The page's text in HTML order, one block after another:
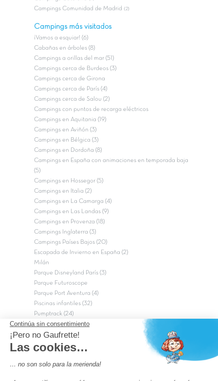
Campings Comunidad de Madrid (2)
Campings más visitados
¡Vamos a esquiar! (6)
Cabañas en árboles (8)
Campings a orillas del mar (51)
Campings cerca de Burdeos (3)
Campings cerca de Girona
Campings cerca de París (4)
Campings cerca de Salou (2)
Campings con puntos de recarga eléctricos
Campings en Aquitania (19)
Campings en Aviñón (3)
Campings en Bélgica (3)
Campings en Dordoña (8)
Campings en España con animaciones en temporada baja
(5)
Campings en Hossegor (5)
Campings en Italia (2)
Campings en La Camarga (4)
Campings en Las Landas (9)
Campings en Provenza (18)
Campings Inglaterra (3)
Campings Países Bajos (20)
Escapada de Invierno en España (2)
Milán
Parque Disneyland París (3)
Parque Futuroscope
Parque Port Aventura (4)
Piscinas infantiles (32)
Pumptrack (24)
Puy du Fou (2)
Roma
Semana Santa (17)
Campings de 4 estrellas en Francia